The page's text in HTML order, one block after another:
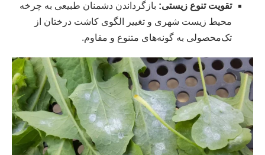
تقویت تنوع زیستی: بازگرداندن دشمنان طبیعی به چرخه
محیط زیست شهری و تغییر الگوی کاشت درختان از
تک‌محصولی به گونه‌های متنوع و مقاوم.